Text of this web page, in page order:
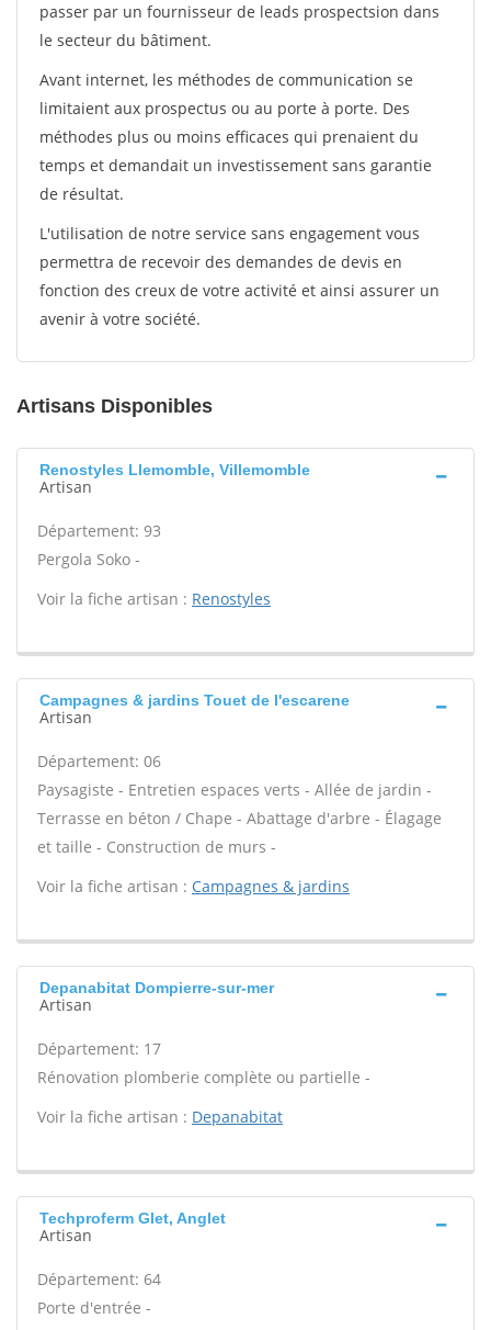
passer par un fournisseur de leads prospectsion dans
le secteur du bâtiment.
Avant internet, les méthodes de communication se
limitaient aux prospectus ou au porte à porte. Des
méthodes plus ou moins efficaces qui prenaient du
temps et demandait un investissement sans garantie
de résultat.
L'utilisation de notre service sans engagement vous
permettra de recevoir des demandes de devis en
fonction des creux de votre activité et ainsi assurer un
avenir à votre société.
Artisans Disponibles
Renostyles Llemomble, Villemomble
Artisan
Département: 93
Pergola Soko -
Voir la fiche artisan : Renostyles
Campagnes & jardins Touet de l'escarene
Artisan
Département: 06
Paysagiste - Entretien espaces verts - Allée de jardin -
Terrasse en béton / Chape - Abattage d'arbre - Élagage
et taille - Construction de murs -
Voir la fiche artisan : Campagnes & jardins
Depanabitat Dompierre-sur-mer
Artisan
Département: 17
Rénovation plomberie complète ou partielle -
Voir la fiche artisan : Depanabitat
Techproferm Glet, Anglet
Artisan
Département: 64
Porte d'entrée -